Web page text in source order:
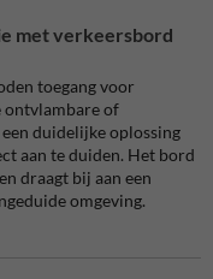
met verkeersbord
toegang voor
ontvlambare of
duidelijke oplossing
aan te duiden. Het bord
draagt bij aan een
omgeving.